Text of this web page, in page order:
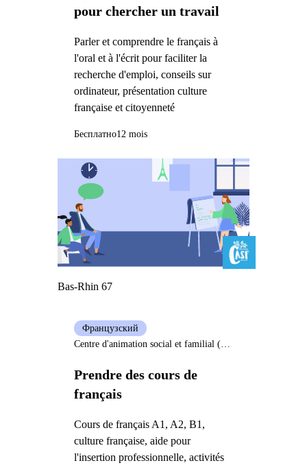
pour chercher un travail
Parler et comprendre le français à
l'oral et à l'écrit pour faciliter la
recherche d'emploi, conseils sur
ordinateur, présentation culture
française et citoyenneté
Бесплатно12 mois
Bas-Rhin 67
Prendre des cours de
français
Cours de français A1, A2, B1,
culture française, aide pour
l'insertion professionnelle, activités
Французский
Centre d'animation social et familial (Casf) Bischwiller